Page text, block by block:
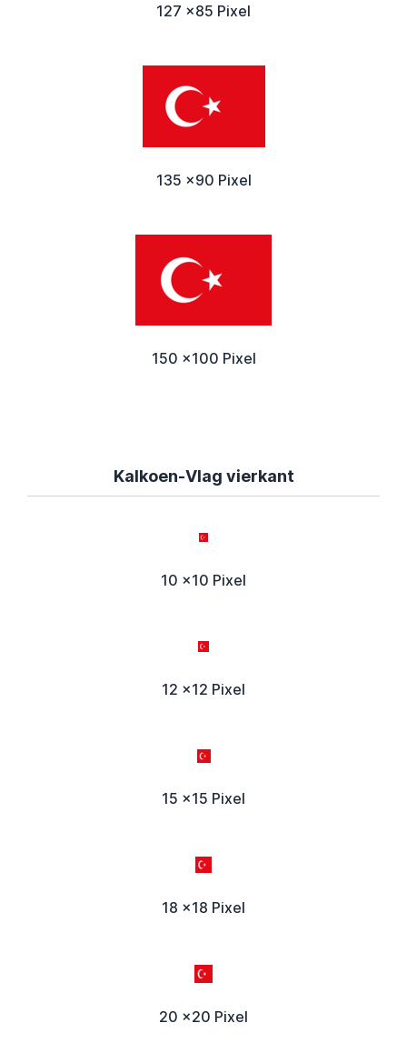
127 x85 Pixel
135 x90 Pixel
150 x100 Pixel
Kalkoen-Vlag vierkant
10 x10 Pixel
12 x12 Pixel
15 x15 Pixel
18 x18 Pixel
20 x20 Pixel